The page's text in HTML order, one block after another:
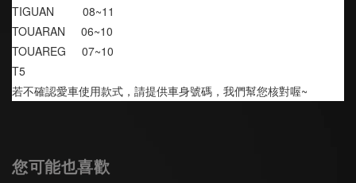
TIGUAN         08~11
TOUARAN     06~10
TOUAREG     07~10
T5
若不確認愛車使用款式，請提供車身號碼，我們幫您核對喔~
您可能也喜歡